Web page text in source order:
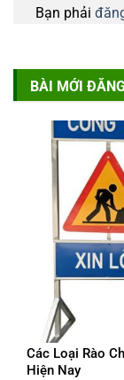
Bạn phải
BÀI MỚI ĐĂNG
Các Loại Rào
Hiện Nay